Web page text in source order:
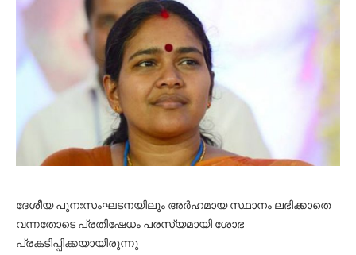
ദേശീയ പുനഃസംഘടനയിലും അര്‍ഹമായ സ്ഥാനം ലഭിക്കാതെ
വന്നതോടെ പ്രതിഷേധം പരസ്യമായി ശോഭ
പ്രകടിപ്പിക്കയായിരുന്നു